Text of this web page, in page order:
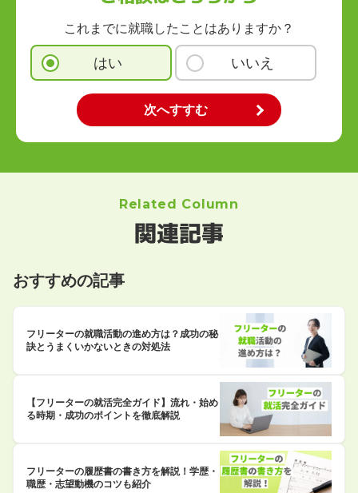
これまでに就職したことはありますか？
はい いいえ
Related Column
関連記事
おすすめの記事
フリーターの就職活動の進め方は？成功の秘
訣とうまくいかないときの対処法
【フリーターの就活完全ガイド】流れ・始め
る時期・成功のポイントを徹底解説
フリーターの履歴書の書き方を解説！学歴・
職歴・志望動機のコツも紹介